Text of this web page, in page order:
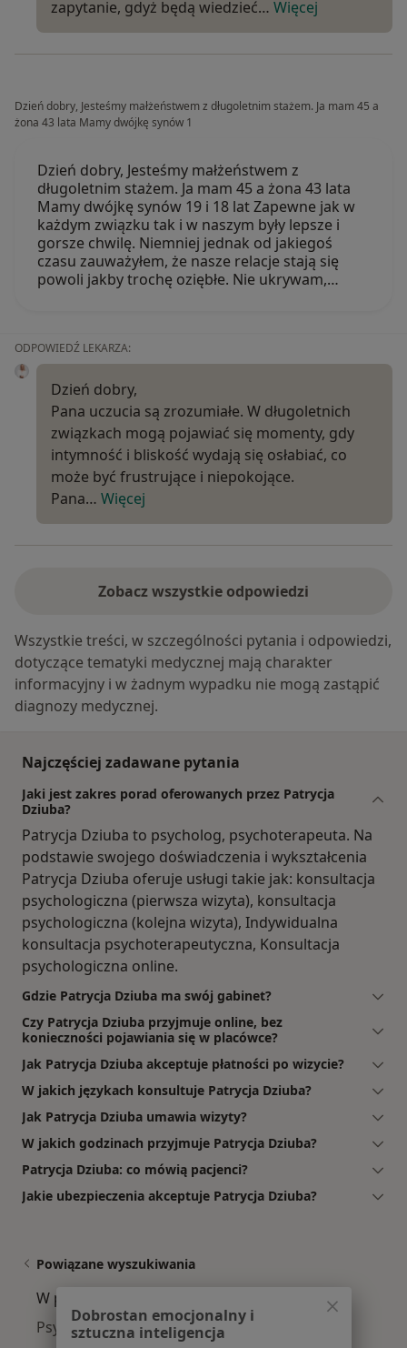
zapytanie, gdyż będą wiedzieć… Więcej
Dzień dobry, Jesteśmy małżeństwem z długoletnim stażem. Ja mam 45 a
żona 43 lata Mamy dwójkę synów 1
Dzień dobry, Jesteśmy małżeństwem z
długoletnim stażem. Ja mam 45 a żona 43 lata
Mamy dwójkę synów 19 i 18 lat Zapewne jak w
każdym związku tak i w naszym były lepsze i
gorsze chwilę. Niemniej jednak od jakiegoś
czasu zauważyłem, że nasze relacje stają się
powoli jakby trochę oziębłe. Nie ukrywam,…
ODPOWIEDŹ LEKARZA:
Dzień dobry,
Pana uczucia są zrozumiałe. W długoletnich
związkach mogą pojawiać się momenty, gdy
intymność i bliskość wydają się osłabiać, co
może być frustrujące i niepokojące.
Pana… Więcej
Zobacz wszystkie odpowiedzi
Wszystkie treści, w szczególności pytania i odpowiedzi,
dotyczące tematyki medycznej mają charakter
informacyjny i w żadnym wypadku nie mogą zastąpić
diagnozy medycznej.
Najczęściej zadawane pytania
Jaki jest zakres porad oferowanych przez Patrycja
Dziuba?
Patrycja Dziuba to psycholog, psychoterapeuta. Na
podstawie swojego doświadczenia i wykształcenia
Patrycja Dziuba oferuje usługi takie jak: konsultacja
psychologiczna (pierwsza wizyta), konsultacja
psychologiczna (kolejna wizyta), Indywidualna
konsultacja psychoterapeutyczna, Konsultacja
psychologiczna online.
Gdzie Patrycja Dziuba ma swój gabinet?
Czy Patrycja Dziuba przyjmuje online, bez
konieczności pojawiania się w placówce?
Jak Patrycja Dziuba akceptuje płatności po wizycie?
W jakich językach konsultuje Patrycja Dziuba?
Jak Patrycja Dziuba umawia wizyty?
W jakich godzinach przyjmuje Patrycja Dziuba?
Patrycja Dziuba: co mówią pacjenci?
Jakie ubezpieczenia akceptuje Patrycja Dziuba?
Powiązane wyszukiwania
W pobliżu Chorzowa
Psycholodzy w Katowicach
Dobrostan emocjonalny i
sztuczna inteligencja